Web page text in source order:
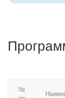
№